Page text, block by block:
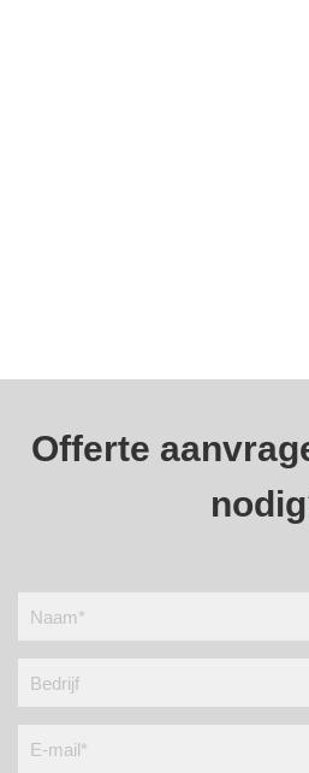
Offerte